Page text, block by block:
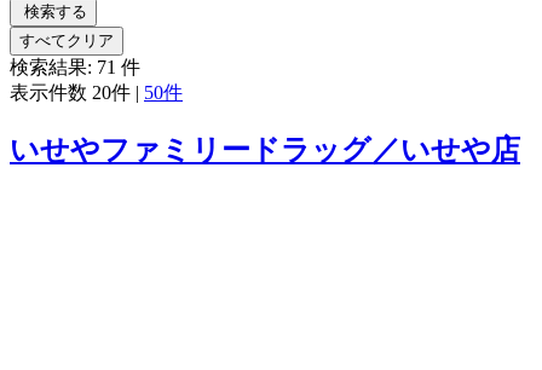
検索する
すべてクリア
検索結果: 71 件
表示件数 20件 | 50件
いせやファミリードラッグ／いせや店